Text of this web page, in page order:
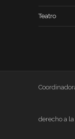
Teatro
derecho a